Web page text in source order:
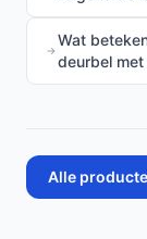
Wat
deurbel met
Alle